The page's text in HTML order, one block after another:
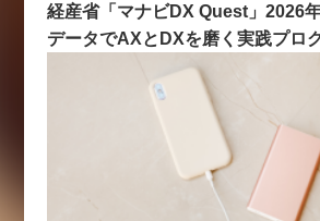
経産省「マナビDX Quest」2026
データでAXとDXを磨く実践プロ